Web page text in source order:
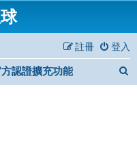
登入
註冊
認證擴充功能